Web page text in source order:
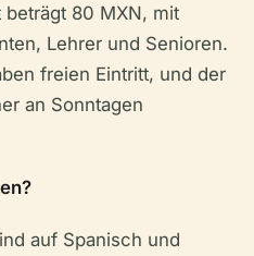
beträgt 80 MXN, mit
Lehrer und Senioren.
freien Eintritt, und der
an Sonntagen
auf Spanisch und